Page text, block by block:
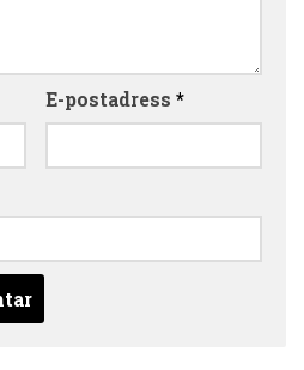
E-postadress *